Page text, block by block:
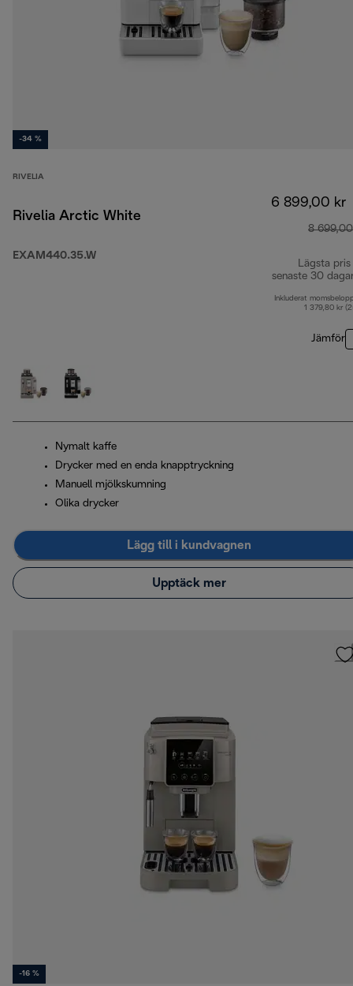
-34 %
RIVELIA
Rivelia Arctic White
EXAM440.35.W
6 899,00 kr
8
Lägsta pris
senaste 30
Inkluderat
1 379,80 kr
Jämför
Nymalt kaffe
Drycker med en enda knapptryckning
Manuell mjölkskumning
Olika drycker
Lägg till i kundvagnen
Upptäck mer
-16 %